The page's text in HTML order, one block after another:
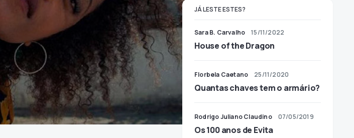
JÁ LESTE ESTES?
Sara B. Carvalho 15/11/2022
House of the Dragon
Florbela Caetano 25/11/2020
Quantas chaves tem o armário?
Rodrigo Juliano Claudino 07/05/2019
Os 100 anos de Evita